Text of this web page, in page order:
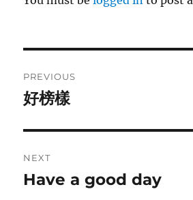
navigation
PREVIOUS
Previous
好榜樣
NEXT
Next
Have a good day